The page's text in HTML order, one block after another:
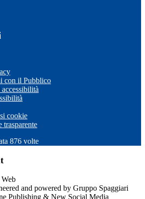
con il Pubblico
cookie
trasparente
876 volte
and powered by Gruppo Spaggiari
Publishing & New Social Media